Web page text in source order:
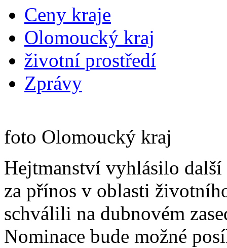
Ceny kraje
Olomoucký kraj
životní prostředí
Zprávy
foto Olomoucký kraj
Hejtmanství vyhlásilo
za přínos v oblasti
schválili na dubnovém
Nominace bude možné